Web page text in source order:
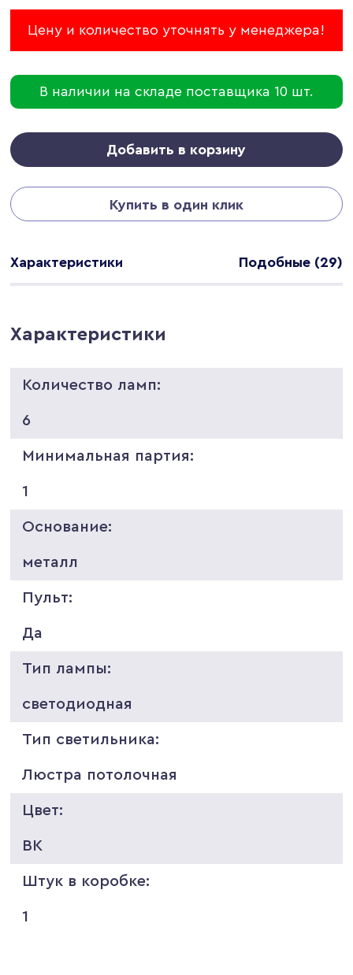
Цену и количество уточнять у менеджера!
В наличии на складе поставщика 10 шт.
Добавить в корзину
Купить в один клик
Характеристики Подобные (29)
Характеристики
Количество ламп:
6
Минимальная партия:
1
Основание:
металл
Пульт:
Да
Тип лампы:
светодиодная
Тип светильника:
Люстра потолочная
Цвет:
BK
Штук в коробке:
1